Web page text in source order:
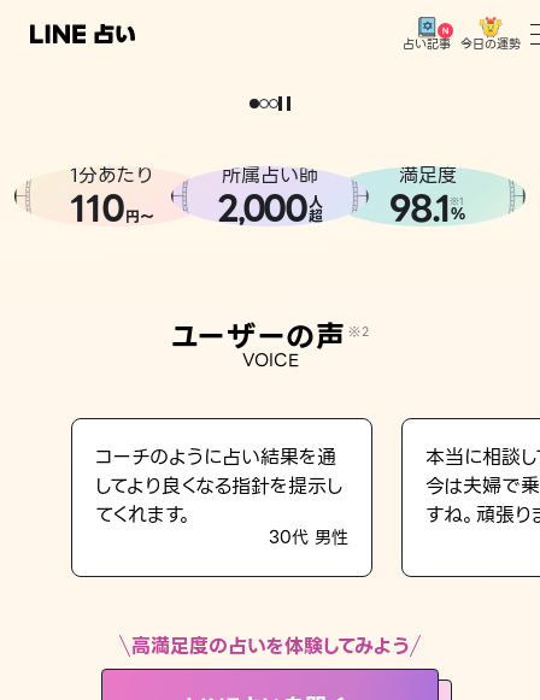
占い記事 今日の運勢
相談事例
LINE占いを開く
※LINEアプリ内のサービスページへ遷移します
どうせなら
。
1分あたり
110円〜
所属占い師
2,000人
超
満足度
98.1※1
%
ユーザーの声 ※2
VOICE
コーチのように占い結果を通
してより良くなる指針を提示し
てくれます。
30代 男性
本当に相談し
今は夫婦で
すね。頑張り
高満足度の占いを体験してみよう